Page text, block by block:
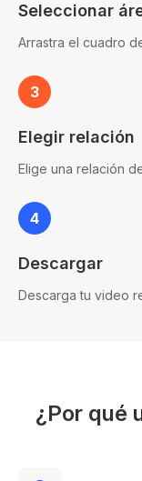
Seleccionar
Arrastra el cuadro
3
Elegir relación
Elige una relación
4
Descargar
Descarga tu video
¿Por qué